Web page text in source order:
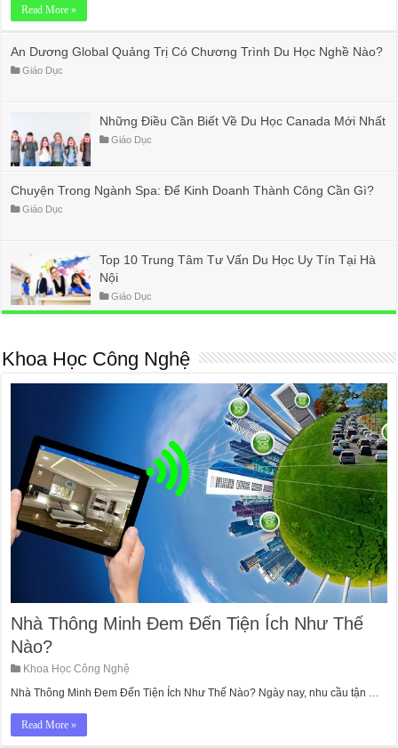
Read More »
An Dương Global Quảng Trị Có Chương Trình Du Học Nghề Nào?
Giáo Dục
Những Điều Cần Biết Về Du Học Canada Mới Nhất
Giáo Dục
Chuyện Trong Ngành Spa: Để Kinh Doanh Thành Công Cần Gì?
Giáo Dục
Top 10 Trung Tâm Tư Vấn Du Học Uy Tín Tại Hà
Nội
Giáo Dục
Khoa Học Công Nghệ
Nhà Thông Minh Đem Đến Tiện Ích Như Thế
Nào?
Khoa Học Công Nghệ
Nhà Thông Minh Đem Đến Tiện Ích Như Thế Nào? Ngày nay, nhu cầu tận …
Read More »